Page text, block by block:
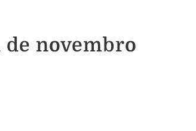
de novembro